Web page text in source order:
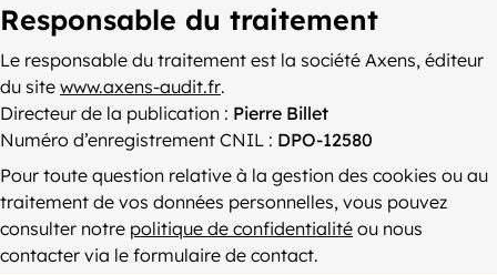
Responsable du traitement
Le responsable du traitement est la société Axens, éditeur
du site www.axens-audit.fr.
Directeur de la publication : Pierre Billet
Numéro d’enregistrement CNIL : DPO-12580
Pour toute question relative à la gestion des cookies ou au
traitement de vos données personnelles, vous pouvez
consulter notre politique de confidentialité ou nous
contacter via le formulaire de contact.